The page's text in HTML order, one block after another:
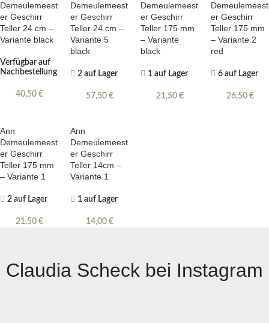
Demeulemeest
er Geschirr
Teller 24 cm –
Variante black
Verfügbar auf
Nachbestellung
40,50 €
Demeulemeest
er Geschirr
Teller 24 cm –
Variante 5
black
2 auf Lager
57,50 €
Demeulemeest
er Geschirr
Teller 175 mm
– Variante
black
1 auf Lager
21,50 €
Demeulemeest
er Geschirr
Teller 175 mm
– Variante 2
red
6 auf Lager
26,50 €
Ann
Demeulemeest
er Geschirr
Teller 175 mm
– Variante 1
2 auf Lager
21,50 €
Ann
Demeulemeest
er Geschirr
Teller 14cm –
Variante 1
1 auf Lager
14,00 €
Claudia Scheck bei Instagram